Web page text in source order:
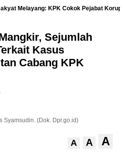
Melayang: KPK Cokok Pejabat Korup
Sejumlah
Kasus
Cabang KPK
Syamsudin. (Dok. Dpr.go.id)
A A A